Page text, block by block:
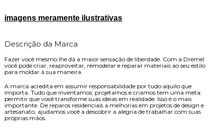
imagens meramente ilustrativas
Descrição da Marca
Fazer você mesmo lhe dá a maior sensação de liberdade. Com a Dremel
você pode criar, reaproveitar, remodelar e reparar materiais ao seu estilo
para moldar à sua maneira.
A marca acredita em assumir responsabilidade por tudo aquilo que
importa. Tudo que inventamos, projetamos e criamos tem uma meta:
permitir que você transforme suas ideias em realidade. Isso é o mais
importante. De reparos residenciais a melhorias em projetos de design e
artesanato, ajudamos você a descobrir a alegria de trabalhar com suas
próprias mãos.